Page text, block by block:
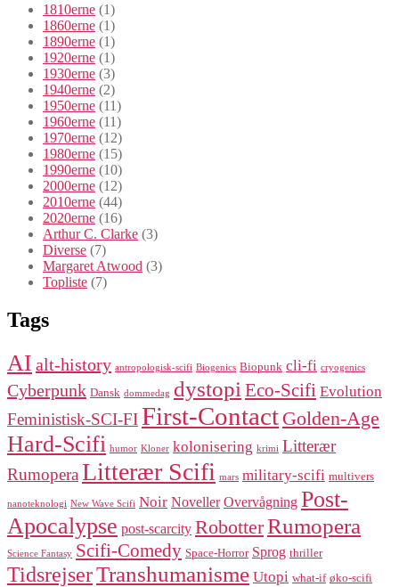
1810erne (1)
1860erne (1)
1890erne (1)
1920erne (1)
1930erne (3)
1940erne (2)
1950erne (11)
1960erne (11)
1970erne (12)
1980erne (15)
1990erne (10)
2000erne (12)
2010erne (44)
2020erne (16)
Arthur C. Clarke (3)
Diverse (7)
Margaret Atwood (3)
Topliste (7)
Tags
AI alt-history antropologisk-scifi Biogenics Biopunk cli-fi cryogenics
Cyberpunk Dansk dommedag dystopi Eco-Scifi Evolution
Feministisk-SCI-FIFirst-Contact Golden-Age
Hard-Scifi humor Kloner kolonisering krimi Litterær
Rumopera Litterær Scifi mars military-scifi multivers
nanoteknologi New Wave Scifi Noir Noveller Overvågning Post-
Apocalypse post-scarcity RobotterRumopera
Science Fantasy Scifi-Comedy Space-Horror Sprog thriller
TidsrejserTranshumanisme Utopi what-if øko-scifi